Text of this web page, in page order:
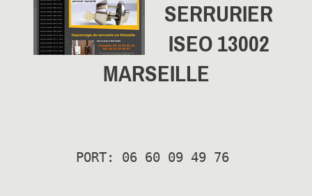
SERRURIER
ISEO 13002
MARSEILLE